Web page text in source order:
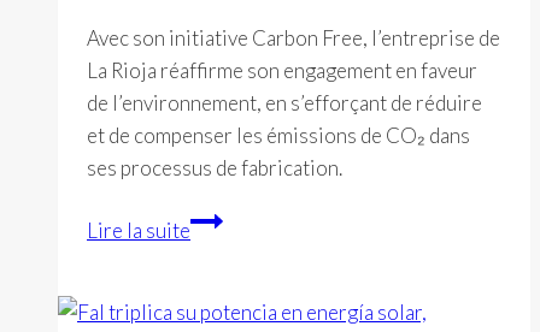
Avec son initiative Carbon Free, l’entreprise de
La Rioja réaffirme son engagement en faveur
de l’environnement, en s’efforçant de réduire
et de compenser les émissions de CO₂ dans
ses processus de fabrication.
Lire la suiteCommuniqué
FAL